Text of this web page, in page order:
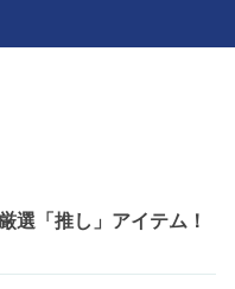
選「推し」アイテム！